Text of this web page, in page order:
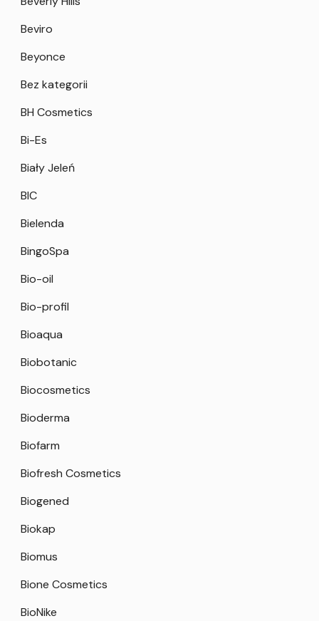
Beviro
Beyonce
Bez kategorii
BH Cosmetics
Bi-Es
Biały Jeleń
BIC
Bielenda
BingoSpa
Bio-oil
Bio-profil
Bioaqua
Biobotanic
Biocosmetics
Bioderma
Biofarm
Biofresh Cosmetics
Biogened
Biokap
Biomus
Bione Cosmetics
BioNike